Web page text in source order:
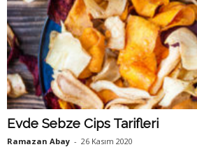
Evde Sebze Cips Tarifleri
Ramazan Abay - 26 Kasım 2020